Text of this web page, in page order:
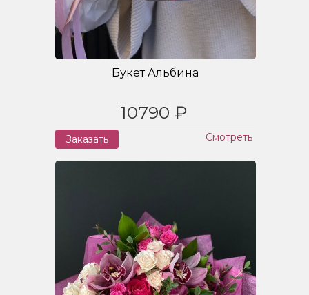
Букет Альбина
10790 ₽
Заказать Смотреть